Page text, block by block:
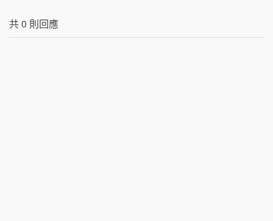
共0 則回應